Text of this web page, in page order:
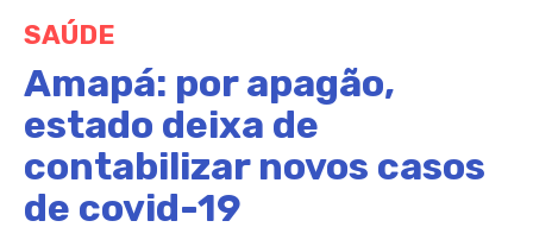
SAÚDE
Amapá: por apagão,
estado deixa de
contabilizar novos casos
de covid-19